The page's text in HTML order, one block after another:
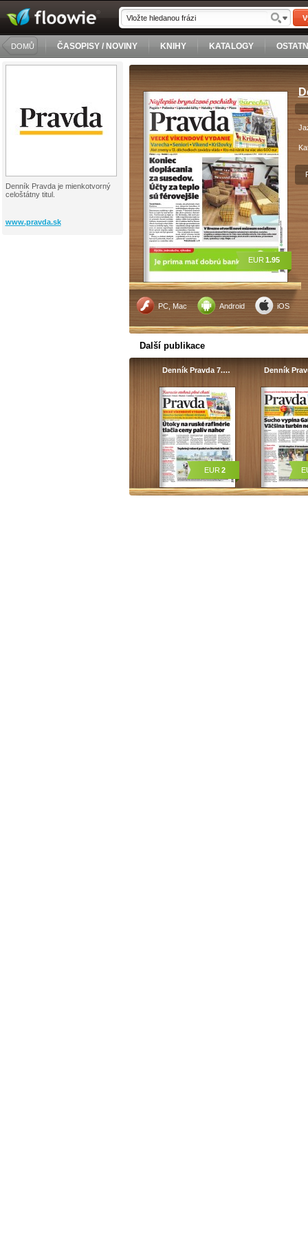
DOMŮ ČASOPISY / NOVINY KNIHY KATALOGY
Denník Pravda je mienkotvorný
celoštátny titul.
www.pravda.sk
PC, Mac Android iOS
EUR 1.95
Další publikace
Denník Pravda 7.…
EUR 2
Denník